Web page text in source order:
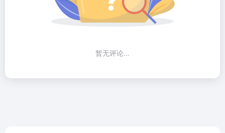
暂无评论...